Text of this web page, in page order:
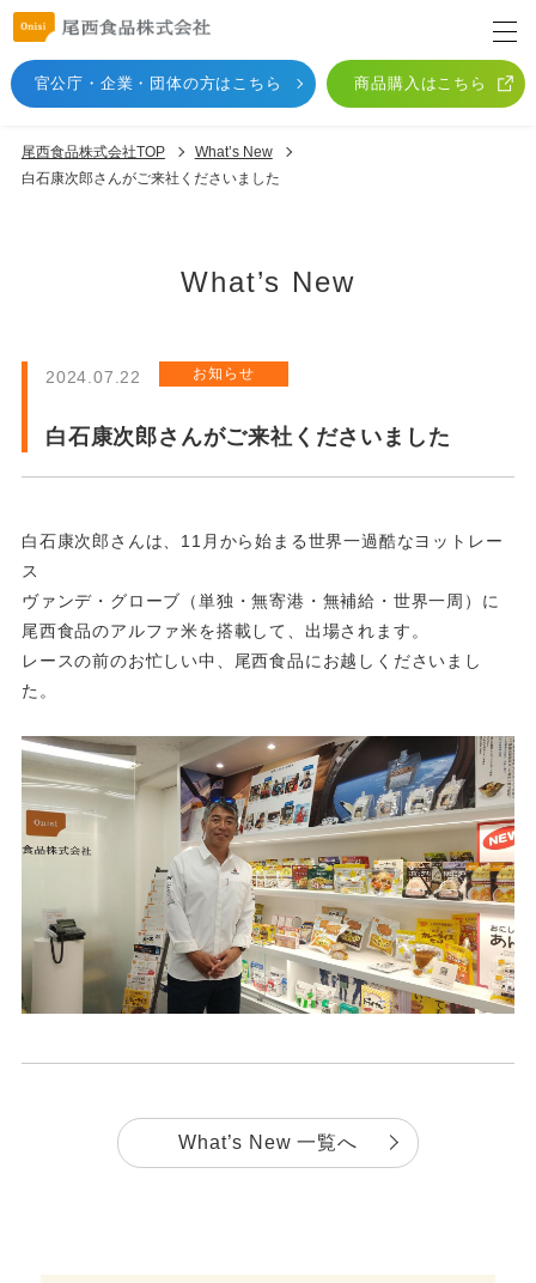
官公庁・企業・団体の方はこちら 商品購入はこちら
尾西食品株式会社TOP
What’s New
白石康次郎さんがご来社くださいました
What’s New
2024.07.22 お知らせ
白石康次郎さんがご来社くださいました
白石康次郎さんは、11月から始まる世界一過酷なヨットレー
ス
ヴァンデ・グローブ（単独・無寄港・無補給・世界一周）に
尾西食品のアルファ米を搭載して、出場されます。
レースの前のお忙しい中、尾西食品にお越しくださいまし
た。
What’s New 一覧へ